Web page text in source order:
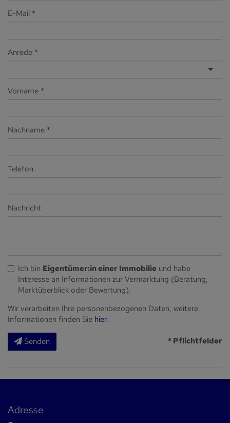
E-Mail
Anrede
Vorname
Nachname
Telefon
Nachricht
Ich bin Eigentümer:in einer Immobilie und habe
Interesse an Informationen zur Vermarktung (Beratung,
Marktüberblick oder Bewertung).
Wir verarbeiten Ihre personenbezogenen Daten, weitere
Informationen finden Sie hier.
Senden * Pflichtfelder
Adresse